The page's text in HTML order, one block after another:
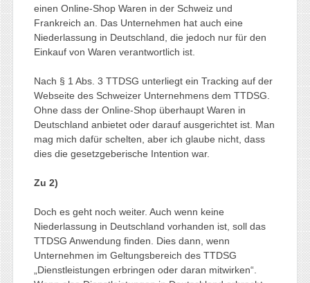
einen Online-Shop Waren in der Schweiz und
Frankreich an. Das Unternehmen hat auch eine
Niederlassung in Deutschland, die jedoch nur für den
Einkauf von Waren verantwortlich ist.
Nach § 1 Abs. 3 TTDSG unterliegt ein Tracking auf der
Webseite des Schweizer Unternehmens dem TTDSG.
Ohne dass der Online-Shop überhaupt Waren in
Deutschland anbietet oder darauf ausgerichtet ist. Man
mag mich dafür schelten, aber ich glaube nicht, dass
dies die gesetzgeberische Intention war.
Zu 2)
Doch es geht noch weiter. Auch wenn keine
Niederlassung in Deutschland vorhanden ist, soll das
TTDSG Anwendung finden. Dies dann, wenn
Unternehmen im Geltungsbereich des TTDSG
„Dienstleistungen erbringen oder daran mitwirken“.